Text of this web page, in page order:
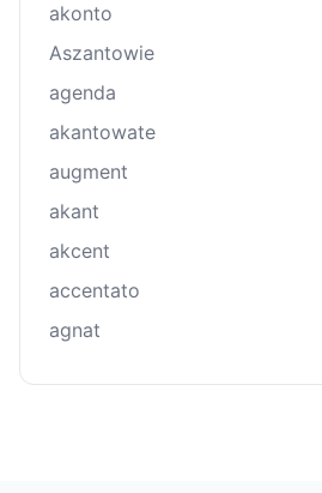
akonto
Aszantowie
agenda
akantowate
augment
akant
akcent
accentato
agnat